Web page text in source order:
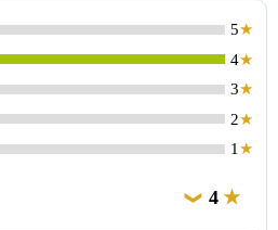
5
4
3
2
1
4
❯